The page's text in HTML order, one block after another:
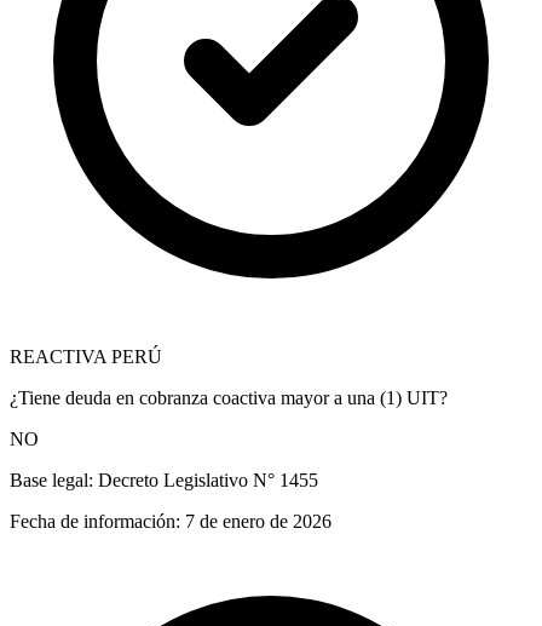
REACTIVA PERÚ
¿Tiene deuda en cobranza coactiva mayor a una (1) UIT?
NO
Base legal: Decreto Legislativo N° 1455
Fecha de información: 7 de enero de 2026